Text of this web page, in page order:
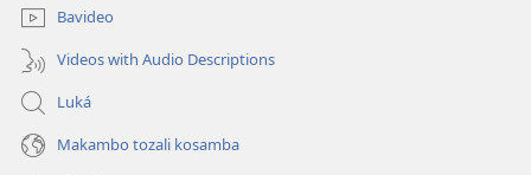
Bavideo
Videos with Audio Descriptions
Luká
Makambo tozali kosamba